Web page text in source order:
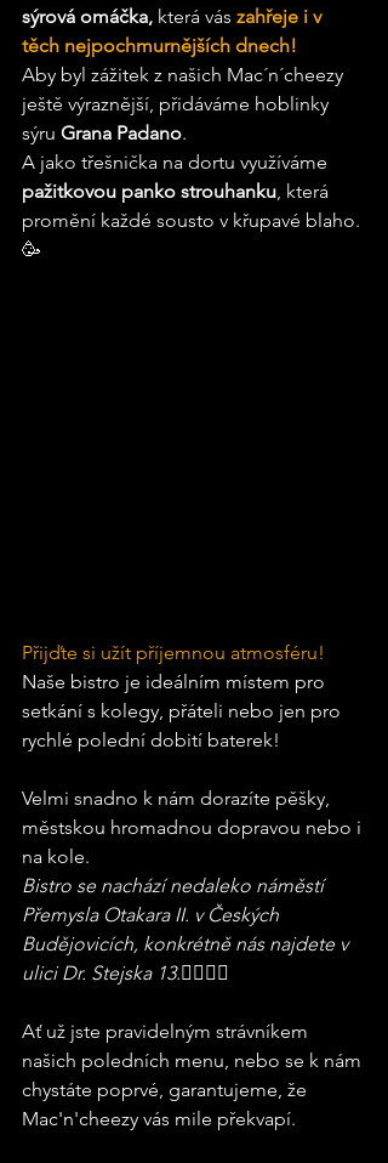
sýrová omáčka, která vás zahřeje i v
těch nejpochmurnějších dnech!
Aby byl zážitek z našich Mac´n´cheezy
ještě výraznější, přidáváme hoblinky
sýru Grana Padano.
A jako třešnička na dortu využíváme
pažitkovou panko strouhanku, která
promění každé sousto v křupavé blaho.
🥳
Přijďte si užít příjemnou atmosféru!
Naše bistro je ideálním místem pro
setkání s kolegy, přáteli nebo jen pro
rychlé polední dobití baterek!
Velmi snadno k nám dorazíte pěšky,
městskou hromadnou dopravou nebo i
na kole.
Bistro se nachází nedaleko náměstí
Přemysla Otakara II. v Českých
Budějovicích, konkrétně nás najdete v
ulici Dr. Stejska 13.🚶‍♂️🚴‍♀️
Ať už jste pravidelným strávníkem
našich poledních menu, nebo se k nám
chystáte poprvé, garantujeme, že
Mac'n'cheezy vás mile překvapí.